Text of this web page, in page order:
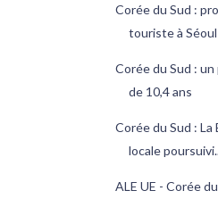
Corée du Sud :
touriste à Séoul
Corée du Sud :
de 10,4 ans
Corée du Sud :
locale
ALE UE - Corée